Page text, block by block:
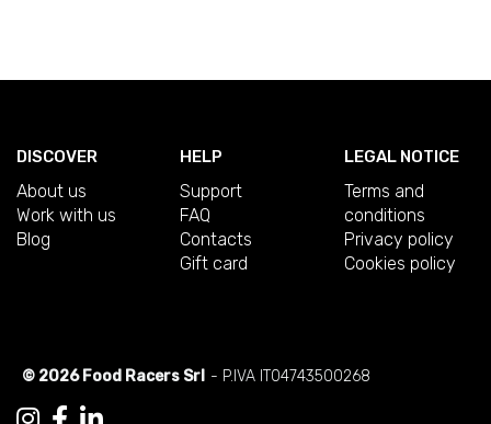
DISCOVER
About us
Work with us
Blog
HELP
Support
FAQ
Contacts
Gift card
LEGAL NOTICE
Terms and
conditions
Privacy policy
Cookies policy
© 2026 Food Racers Srl - P.IVA IT04743500268